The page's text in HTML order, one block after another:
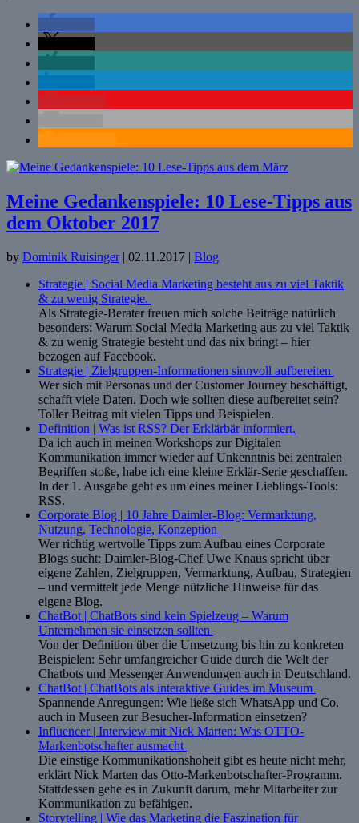
Meine Gedankenspiele: 10 Lese-Tipps aus
dem Oktober 2017
by Dominik Ruisinger | 02.11.2017 | Blog
Strategie | Social Media Marketing besteht aus zu viel Taktik
& zu wenig Strategie.
Als Strategie-Berater freuen mich solche Beiträge natürlich
besonders: Warum Social Media Marketing aus zu viel Taktik
& zu wenig Strategie besteht und das nix bringt – hier
bezogen auf Facebook.
Strategie | Zielgruppen-Informationen sinnvoll aufbereiten
Wer sich mit Personas und der Customer Journey beschäftigt,
schafft viele Daten. Doch wie sollten diese aufbereitet sein?
Toller Beitrag mit vielen Tipps und Beispielen.
Definition | Was ist RSS? Der Erklärbär informiert.
Da ich auch in meinen Workshops zur Digitalen
Kommunikation immer wieder auf Unkenntnis bei zentralen
Begriffen stoße, habe ich eine kleine Erklär-Serie geschaffen.
In der 1. Ausgabe geht es um eines meiner Lieblings-Tools:
RSS.
Corporate Blog | 10 Jahre Daimler-Blog: Vermarktung,
Nutzung, Technologie, Konzeption
Wer richtig wertvolle Tipps zum Aufbau eines Corporate
Blogs sucht: Daimler-Blog-Chef Uwe Knaus spricht über
eigene Zahlen, Zielgruppen, Vermarktung, Aufbau, Strategien
– und vermittelt jede Menge nützliche Hinweise für das
eigene Blog.
ChatBot | ChatBots sind kein Spielzeug – Warum
Unternehmen sie einsetzen sollten
Von der Definition über die Umsetzung bis hin zu konkreten
Beispielen: Sehr umfangreicher Guide durch die Welt der
Chatbots und Messenger Anwendungen auch in Deutschland.
ChatBot | ChatBots als interaktive Guides im Museum
Spannende Anregungen: Wie ließe sich WhatsApp und Co.
auch in Museen zur Besucher-Information einsetzen?
Influencer | Interview mit Nick Marten: Was OTTO-
Markenbotschafter ausmacht
Die einstige Kommunikationshoheit gibt es heute nicht mehr,
erklärt Nick Marten das Otto-Markenbotschafter-Programm.
Stattdessen gehe es in Zukunft darum, mehr Mitarbeiter zur
Kommunikation zu befähigen.
Storytelling | Wie das Marketing die Faszination für